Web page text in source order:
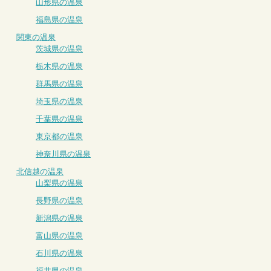
山形県の温泉
福島県の温泉
関東の温泉
茨城県の温泉
栃木県の温泉
群馬県の温泉
埼玉県の温泉
千葉県の温泉
東京都の温泉
神奈川県の温泉
北信越の温泉
山梨県の温泉
長野県の温泉
新潟県の温泉
富山県の温泉
石川県の温泉